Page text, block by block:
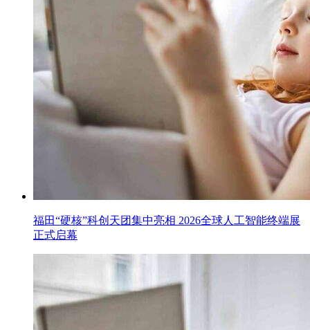
福田“硬核”科创天团集中亮相 2026全球人工智能终端展
正式启幕